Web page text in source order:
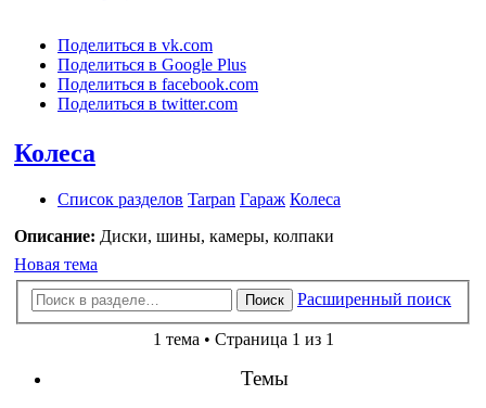
Поделиться в vk.com
Поделиться в Google Plus
Поделиться в facebook.com
Поделиться в twitter.com
Колеса
Список разделов Tarpan Гараж Колеса
Описание: Диски, шины, камеры, колпаки
Новая тема
Поиск Расширенный поиск
1 тема • Страница 1 из 1
Темы